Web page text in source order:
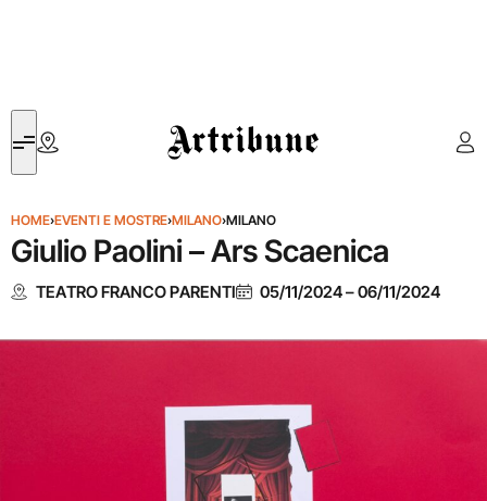
Artribune
HOME›EVENTI E MOSTRE›MILANO›MILANO
Giulio Paolini – Ars Scaenica
TEATRO FRANCO PARENTI 05/11/2024–06/11/2024